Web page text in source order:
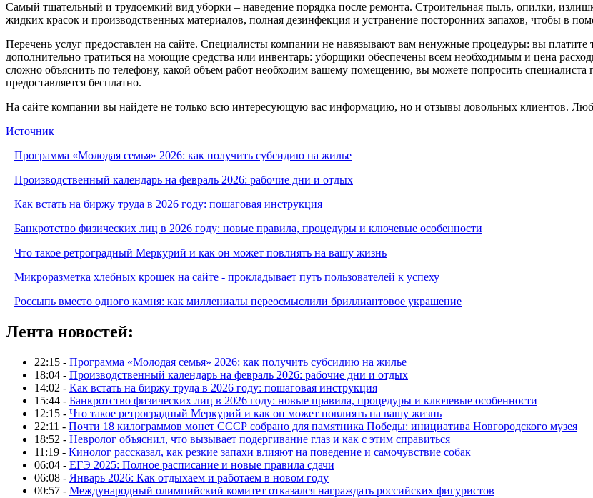
Самый тщательный и трудоемкий вид уборки – наведение порядка после ремонта. Строительная пыль, опилки,
жидких красок и производственных материалов, полная дезинфекция и устранение посторонних запахов, чтобы в
Перечень услуг предоставлен на сайте. Специалисты компании не навязывают вам ненужные процедуры: вы платите
дополнительно тратиться на моющие средства или инвентарь: уборщики обеспечены всем необходимым и цена
сложно объяснить по телефону, какой объем работ необходим вашему помещению, вы можете попросить специалиста
предоставляется бесплатно.
На сайте компании вы найдете не только всю интересующую вас информацию, но и отзывы довольных клиентов.
Источник
Программа «Молодая семья» 2026: как получить субсидию на жилье
Производственный календарь на февраль 2026: рабочие дни и отдых
Как встать на биржу труда в 2026 году: пошаговая инструкция
Банкротство физических лиц в 2026 году: новые правила, процедуры и ключевые особенности
Что такое ретроградный Меркурий и как он может повлиять на вашу жизнь
Микроразметка хлебных крошек на сайте - прокладывает путь пользователей к успеху
Россыпь вместо одного камня: как миллениалы переосмыслили бриллиантовое украшение
Лента новостей:
22:15 - Программа «Молодая семья» 2026: как получить субсидию на жилье
18:04 - Производственный календарь на февраль 2026: рабочие дни и отдых
14:02 - Как встать на биржу труда в 2026 году: пошаговая инструкция
15:44 - Банкротство физических лиц в 2026 году: новые правила, процедуры и ключевые особенности
12:15 - Что такое ретроградный Меркурий и как он может повлиять на вашу жизнь
22:11 - Почти 18 килограммов монет СССР собрано для памятника Победы: инициатива Новгородского музея
18:52 - Невролог объяснил, что вызывает подергивание глаз и как с этим справиться
11:19 - Кинолог рассказал, как резкие запахи влияют на поведение и самочувствие собак
06:04 - ЕГЭ 2025: Полное расписание и новые правила сдачи
06:08 - Январь 2026: Как отдыхаем и работаем в новом году
00:57 - Международный олимпийский комитет отказался награждать российских фигуристов